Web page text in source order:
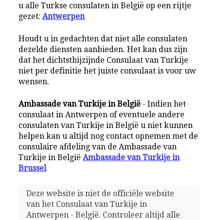
u alle Turkse consulaten in België op een rijtje
gezet:Antwerpen
Houdt u in gedachten dat niet alle consulaten
dezelde diensten aanbieden. Het kan dus zijn
dat het dichtstbijzijnde Consulaat van Turkije
niet per definitie het juiste consulaat is voor uw
wensen.
Ambassade van Turkije in België - Indien het
consulaat in Antwerpen of eventuele andere
consulaten van Turkije in België u niet kunnen
helpen kan u altijd nog contact opnemen met de
consulaire afdeling van de Ambassade van
Turkije in België Ambassade van Turkije in
Brussel
Deze website is niet de officiële website
van het Consulaat van Turkije in
Antwerpen - België. Controleer altijd alle